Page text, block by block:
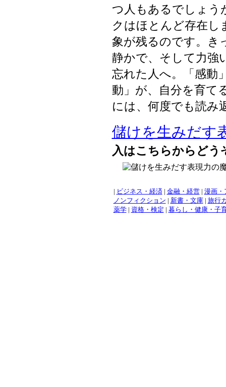
つ人もあるでしょう
クはほとんど存在し
象が残るのです。き
静かで、そして力強
忘れた人へ。「感動
動」が、自分を育て
には、何度でも読み
儲けを生みだす
入はこちらからどう
| ビジネス・経済 | 金融・経営| 漫画・
ノンフィクション | 新書・文庫| 旅行
薬学| 資格・検定 | 暮らし・健康・子